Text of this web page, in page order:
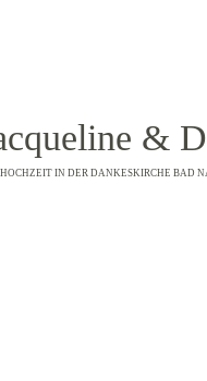
&
HOCHZEIT IN DER DANKESKIRCHE BAD